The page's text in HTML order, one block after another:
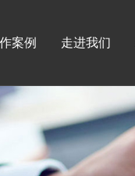
案例 走进我们